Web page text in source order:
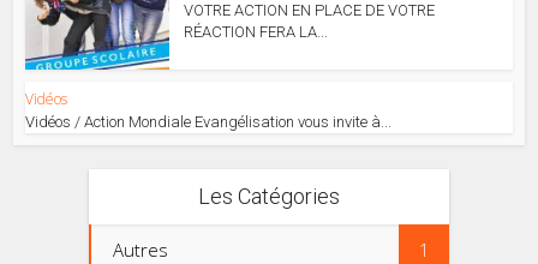
VOTRE ACTION EN PLACE DE VOTRE
RÉACTION FERA LA...
Vidéos
Vidéos / Action Mondiale Evangélisation vous invite à...
Les Catégories
Autres 1